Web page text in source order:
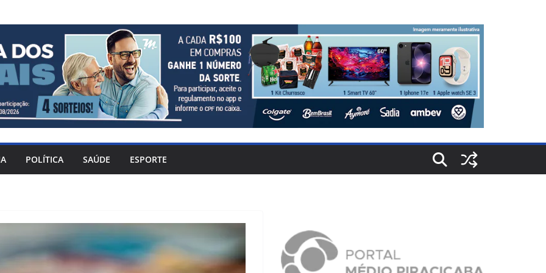
POLÍTICA SAÚDE ESPORTE